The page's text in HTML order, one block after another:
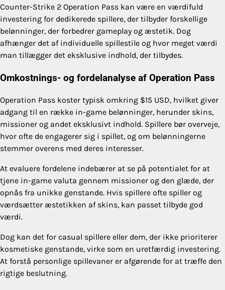
Counter-Strike 2 Operation Pass kan være en værdifuld
investering for dedikerede spillere, der tilbyder forskellige
belønninger, der forbedrer gameplay og æstetik. Dog
afhænger det af individuelle spillestile og hvor meget værdi
man tillægger det eksklusive indhold, der tilbydes.
Omkostnings- og fordelanalyse af Operation Pass
Operation Pass koster typisk omkring $15 USD, hvilket giver
adgang til en række in-game belønninger, herunder skins,
missioner og andet eksklusivt indhold. Spillere bør overveje,
hvor ofte de engagerer sig i spillet, og om belønningerne
stemmer overens med deres interesser.
At evaluere fordelene indebærer at se på potentialet for at
tjene in-game valuta gennem missioner og den glæde, der
opnås fra unikke genstande. Hvis spillere ofte spiller og
værdsætter æstetikken af skins, kan passet tilbyde god
værdi.
Dog kan det for casual spillere eller dem, der ikke prioriterer
kosmetiske genstande, virke som en uretfærdig investering.
At forstå personlige spillevaner er afgørende for at træffe den
rigtige beslutning.